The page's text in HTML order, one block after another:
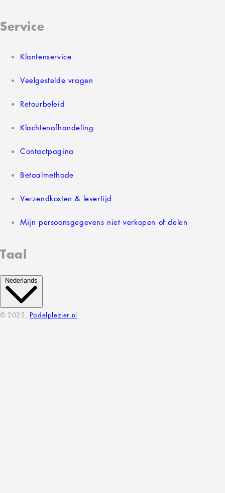
Service
Klantenservice
Veelgestelde vragen
Retourbeleid
Klachtenafhandeling
Contactpagina
Betaalmethode
Verzendkosten & levertijd
Mijn persoonsgegevens niet verkopen of delen
Taal
Nederlands
© 2025, Padelplezier.nl